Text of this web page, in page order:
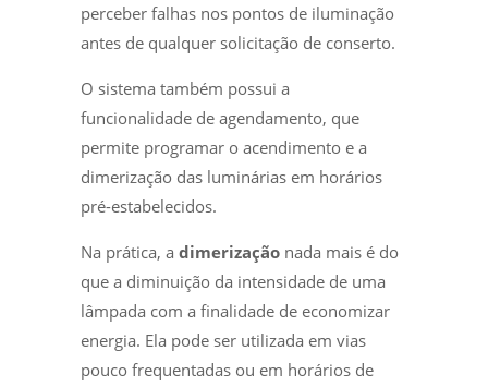
perceber falhas nos pontos de iluminação
antes de qualquer solicitação de conserto.
O sistema também possui a
funcionalidade de agendamento, que
permite programar o acendimento e a
dimerização das luminárias em horários
pré-estabelecidos.
Na prática, a dimerização nada mais é do
que a diminuição da intensidade de uma
lâmpada com a finalidade de economizar
energia. Ela pode ser utilizada em vias
pouco frequentadas ou em horários de